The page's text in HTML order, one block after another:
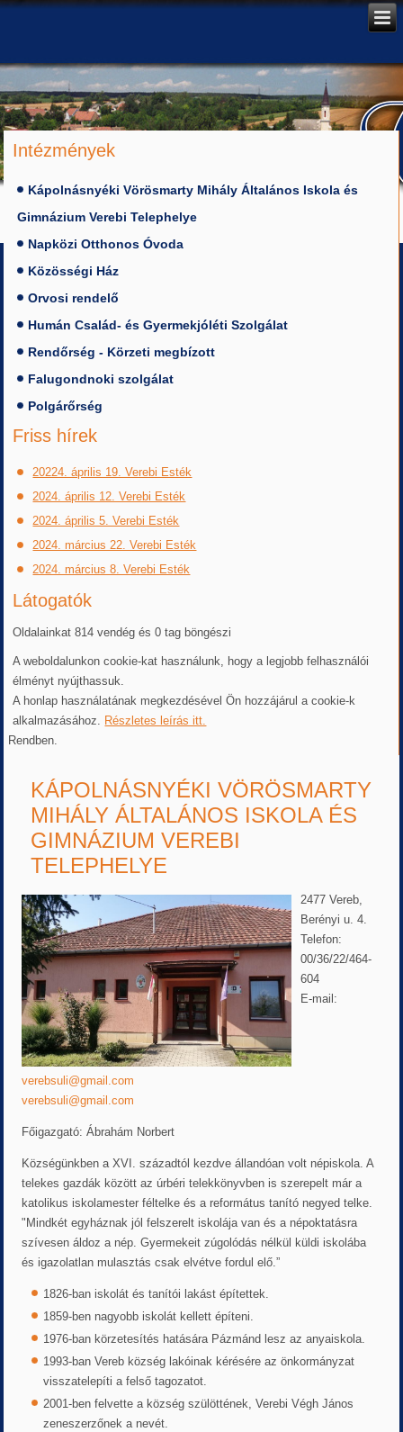
Intézmények
Kápolnásnyéki Vörösmarty Mihály Általános Iskola és
Gimnázium Verebi Telephelye
Napközi Otthonos Óvoda
Közösségi Ház
Orvosi rendelő
Humán Család- és Gyermekjóléti Szolgálat
Rendőrség - Körzeti megbízott
Falugondnoki szolgálat
Polgárőrség
Friss hírek
20224. április 19. Verebi Esték
2024. április 12. Verebi Esték
2024. április 5. Verebi Esték
2024. március 22. Verebi Esték
2024. március 8. Verebi Esték
Látogatók
Oldalainkat 814 vendég és 0 tag böngészi
A weboldalunkon cookie-kat használunk, hogy a legjobb felhasználói
élményt nyújthassuk.
A honlap használatának megkezdésével Ön hozzájárul a cookie-k
alkalmazásához. Részletes leírás itt.
Rendben.
KÁPOLNÁSNYÉKI VÖRÖSMARTY
MIHÁLY ÁLTALÁNOS ISKOLA ÉS
GIMNÁZIUM VEREBI
TELEPHELYE
2477 Vereb,
Berényi u. 4.
Telefon:
00/36/22/464-
604
E-mail:
verebsuli@gmail.com
verebsuli@gmail.com
Főigazgató: Ábrahám Norbert
Községünkben a XVI. századtól kezdve állandóan volt népiskola. A
telekes gazdák között az úrbéri telekkönyvben is szerepelt már a
katolikus iskolamester féltelke és a református tanító negyed telke.
"Mindkét egyháznak jól felszerelt iskolája van és a népoktatásra
szívesen áldoz a nép. Gyermekeit zúgolódás nélkül küldi iskolába
és igazolatlan mulasztás csak elvétve fordul elő.”
1826-ban iskolát és tanítói lakást építettek.
1859-ben nagyobb iskolát kellett építeni.
1976-ban körzetesítés hatására Pázmánd lesz az anyaiskola.
1993-ban Vereb község lakóinak kérésére az önkormányzat
visszatelepíti a felső tagozatot.
2001-ben felvette a község szülöttének, Verebi Végh János
zeneszerzőnek a nevét.